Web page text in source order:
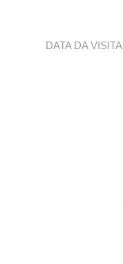
DATA DA VISITA